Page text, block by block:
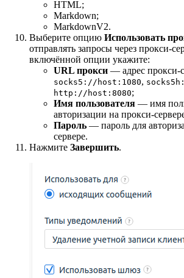
HTML;
Markdown;
MarkdownV2.
Выберите опцию Использовать
отправлять запросы через прокси-
включённой опции укажите:
URL прокси — адрес прокси-
socks5://host:1080,
http://host:8080;
Имя пользователя — имя
авторизации на прокси-
Пароль — пароль для
сервере.
Нажмите Завершить.